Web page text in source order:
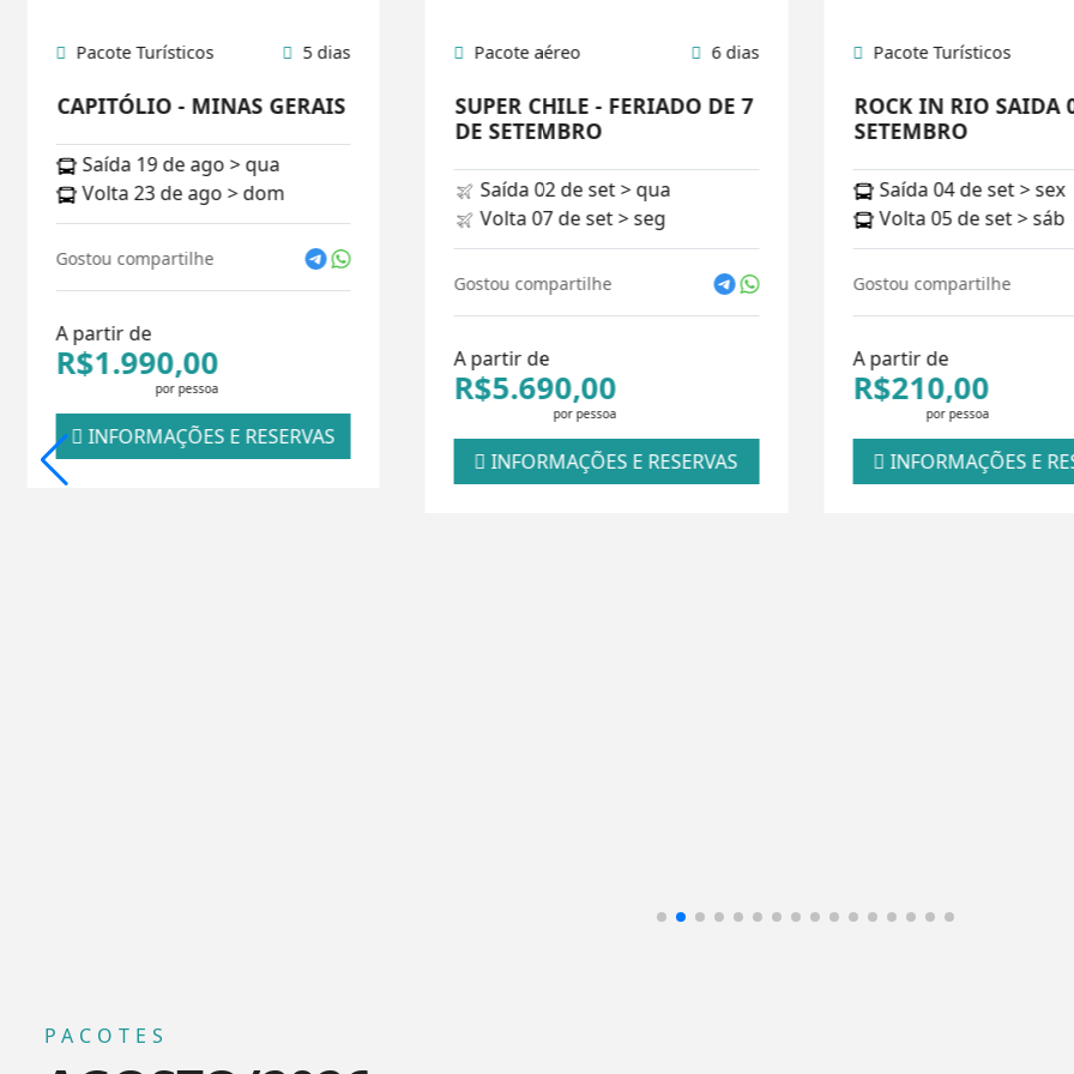
Pacote Turísticos 5 dias
CAPITÓLIO - MINAS GERAIS
Saída 19 de ago > qua
Volta 23 de ago > dom
Gostou compartilhe
A partir de
R$1.990,00
por pessoa
INFORMAÇÕES E RESERVAS
Pacote aéreo 6 dias
SUPER CHILE - FERIADO DE 7
DE SETEMBRO
Saída 02 de set > qua
Volta 07 de set > seg
Gostou compartilhe
A partir de
R$5.690,00
por pessoa
INFORMAÇÕES E RESERVAS
Pacote Turísticos
ROCK IN RIO SAIDA
SETEMBRO
Saída 04 de set > sex
Volta 05 de set > sáb
Gostou compartilhe
A partir de
R$210,00
por pessoa
INFORMAÇÕES E
PACOTES